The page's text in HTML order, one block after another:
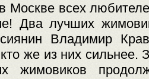
Москве всех
Два лучших
Владимир
же из них сильнее.
жимовиков